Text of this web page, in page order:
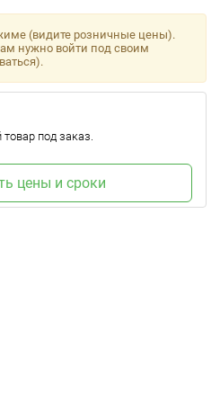
(видите розничные цены).
нужно войти под своим
под заказ.
цены и сроки